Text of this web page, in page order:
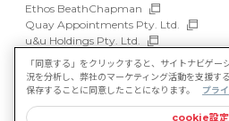
Ethos BeathChapman
Quay Appointments Pty. Ltd.
u&u Holdings Pty. Ltd.
DFP Recruitment Holdings Pty. Ltd.
Asia Recruit Holdings Sdn.Bhd.
WILLOF Vietnam Company Limited
「同意する」をクリックすると、サイトナビゲ
況を分析し、弊社のマーケティング活動を支援す
保存することに同意したことになります。
プラ
cookie設定